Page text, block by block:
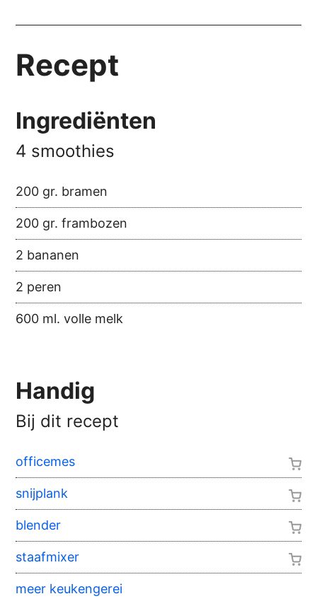
Recept
Ingrediënten
4 smoothies
200 gr. bramen
200 gr. frambozen
2 bananen
2 peren
600 ml. volle melk
Handig
Bij dit recept
officemes
snijplank
blender
staafmixer
meer keukengerei